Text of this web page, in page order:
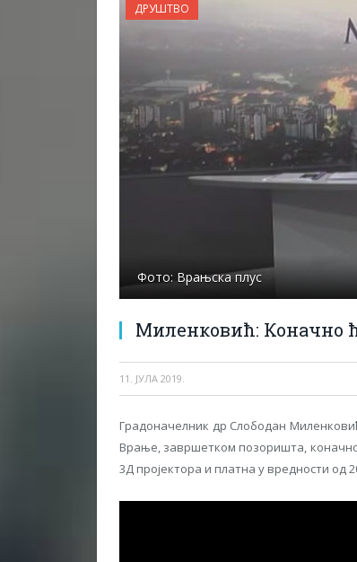
Фото: Врањска плус
Миленковић: Коначно
11. ЈУЛА 2019.
ДРУШТВО
Градоначелник др Слободан Миленковић
Врање, завршетком позоришта,
3Д пројектора и платна у вредности од